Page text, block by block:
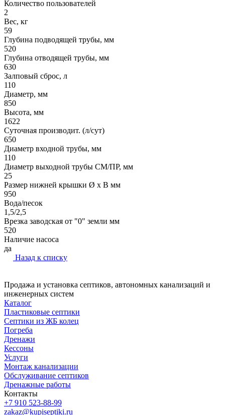
Количество пользователей
2
Вес, кг
59
Глубина подводящей трубы, мм
520
Глубина отводящей трубы, мм
630
Залповый сброс, л
110
Диаметр, мм
850
Высота, мм
1622
Суточная производит. (л/сут)
650
Диаметр входной трубы, мм
110
Диаметр выходной трубы СМ/ПР, мм
25
Размер нижней крышки Ø х В мм
950
Вода/песок
1,5/2,5
Врезка заводская от "0" земли мм
520
Наличие насоса
да
Назад к списку
Продажа и установка септиков, автономных канализаций и
инженерных систем
Каталог
Пластиковые септики
Септики из ЖБ колец
Погреба
Дренажи
Кессоны
Услуги
Монтаж канализации
Обслуживание септиков
Дренажные работы
Контакты
+7 910 523-88-99
zakaz@kupiseptiki.ru